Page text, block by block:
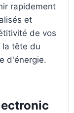
rapidement
et
de vos
la tête du
d'énergie.